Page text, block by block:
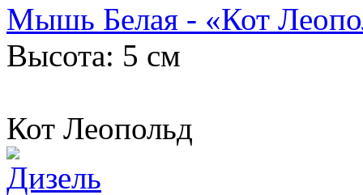
Мышь Белая - «Кот
Высота: 5 см
Кот Леопольд